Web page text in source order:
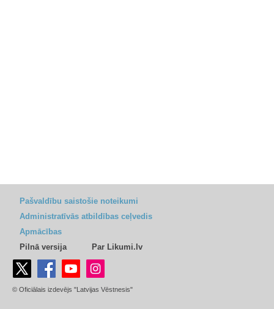
Pašvaldību saistošie noteikumi
Administratīvās atbildības ceļvedis
Apmācības
Pilnā versija
Par Likumi.lv
© Oficiālais izdevējs "Latvijas Vēstnesis"